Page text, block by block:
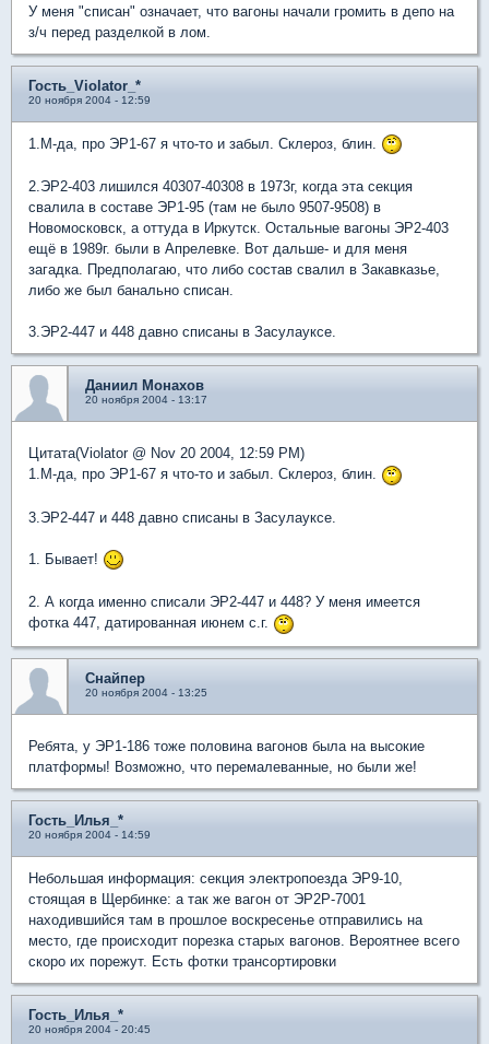
У меня "списан" означает, что вагоны начали громить в депо на
з/ч перед разделкой в лом.
Гость_Violator_*
20 ноября 2004 - 12:59
1.М-да, про ЭР1-67 я что-то и забыл. Склероз, блин.
2.ЭР2-403 лишился 40307-40308 в 1973г, когда эта секция
свалила в составе ЭР1-95 (там не было 9507-9508) в
Новомосковск, а оттуда в Иркутск. Остальные вагоны ЭР2-403
ещё в 1989г. были в Апрелевке. Вот дальше- и для меня
загадка. Предполагаю, что либо состав свалил в Закавказье,
либо же был банально списан.
3.ЭР2-447 и 448 давно списаны в Засулауксе.
Даниил Монахов
20 ноября 2004 - 13:17
Цитата(Violator @ Nov 20 2004, 12:59 PM)
1.М-да, про ЭР1-67 я что-то и забыл. Склероз, блин.
3.ЭР2-447 и 448 давно списаны в Засулауксе.
1. Бывает!
2. А когда именно списали ЭР2-447 и 448? У меня имеется
фотка 447, датированная июнем с.г.
Снайпер
20 ноября 2004 - 13:25
Ребята, у ЭР1-186 тоже половина вагонов была на высокие
платформы! Возможно, что перемалеванные, но были же!
Гость_Илья_*
20 ноября 2004 - 14:59
Небольшая информация: секция электропоезда ЭР9-10,
стоящая в Щербинке: а так же вагон от ЭР2Р-7001
находившийся там в прошлое воскресенье отправились на
место, где происходит порезка старых вагонов. Вероятнее всего
скоро их порежут. Есть фотки трансортировки
Гость_Илья_*
20 ноября 2004 - 20:45